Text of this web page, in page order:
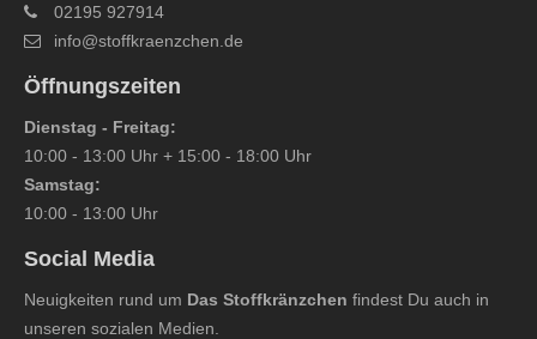
02195 927914
info@stoffkraenzchen.de
Öffnungszeiten
Dienstag - Freitag:
10:00 - 13:00 Uhr + 15:00 - 18:00 Uhr
Samstag:
10:00 - 13:00 Uhr
Social Media
Neuigkeiten rund um Das Stoffkränzchen findest Du auch in
unseren sozialen Medien.